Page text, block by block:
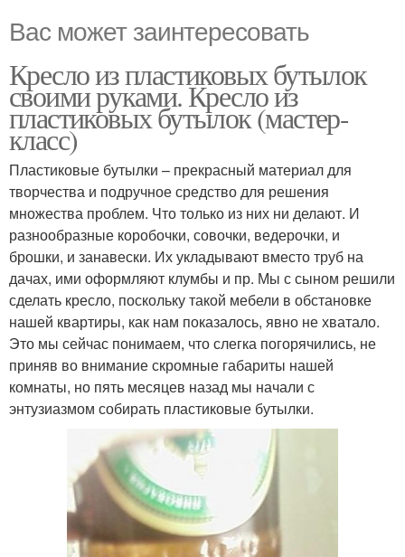
Вас может заинтересовать
Кресло из пластиковых бутылок
своими руками. Кресло из
пластиковых бутылок (мастер-
класс)
Пластиковые бутылки – прекрасный материал для
творчества и подручное средство для решения
множества проблем. Что только из них ни делают. И
разнообразные коробочки, совочки, ведерочки, и
брошки, и занавески. Их укладывают вместо труб на
дачах, ими оформляют клумбы и пр. Мы с сыном решили
сделать кресло, поскольку такой мебели в обстановке
нашей квартиры, как нам показалось, явно не хватало.
Это мы сейчас понимаем, что слегка погорячились, не
приняв во внимание скромные габариты нашей
комнаты, но пять месяцев назад мы начали с
энтузиазмом собирать пластиковые бутылки.